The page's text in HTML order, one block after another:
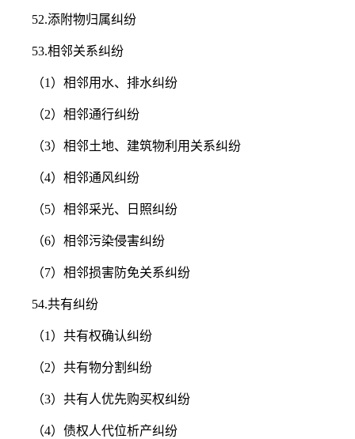
52.添附物归属纠纷
53.相邻关系纠纷
（1）相邻用水、排水纠纷
（2）相邻通行纠纷
（3）相邻土地、建筑物利用关系纠纷
（4）相邻通风纠纷
（5）相邻采光、日照纠纷
（6）相邻污染侵害纠纷
（7）相邻损害防免关系纠纷
54.共有纠纷
（1）共有权确认纠纷
（2）共有物分割纠纷
（3）共有人优先购买权纠纷
（4）债权人代位析产纠纷